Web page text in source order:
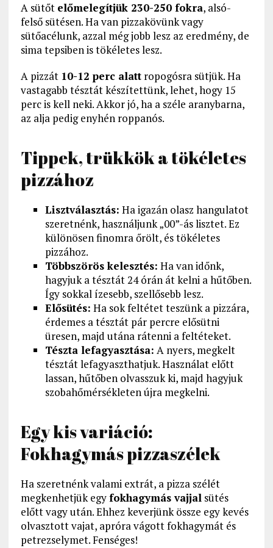
A sütőt előmelegítjük 230-250 fokra, alsó-
felső sütésen. Ha van pizzakövünk vagy
sütőacélunk, azzal még jobb lesz az eredmény, de
sima tepsiben is tökéletes lesz.
A pizzát 10-12 perc alattropogósra sütjük. Ha
vastagabb tésztát készítettünk, lehet, hogy 15
perc is kell neki. Akkor jó, ha a széle aranybarna,
az alja pedig enyhén roppanós.
Tippek, trükkök a tökéletes
pizzához
Lisztválasztás: Ha igazán olasz hangulatot
szeretnénk, használjunk „00”-ás lisztet. Ez
különösen finomra őrölt, és tökéletes
pizzához.
Többszörös kelesztés: Ha van időnk,
hagyjuk a tésztát 24 órán át kelni a hűtőben.
Így sokkal ízesebb, szellősebb lesz.
Elősütés: Ha sok feltétet teszünk a pizzára,
érdemes a tésztát pár percre elősütni
üresen, majd utána rátenni a feltéteket.
Tészta lefagyasztása: A nyers, megkelt
tésztát lefagyaszthatjuk. Használat előtt
lassan, hűtőben olvasszuk ki, majd hagyjuk
szobahőmérsékleten újra megkelni.
Egy kis variáció:
Fokhagymás pizzaszélek
Ha szeretnénk valami extrát, a pizza szélét
megkenhetjük egyfokhagymás vajjalsütés
előtt vagy után. Ehhez keverjünk össze egy kevés
olvasztott vajat, apróra vágott fokhagymát és
petrezselymet. Fenséges!